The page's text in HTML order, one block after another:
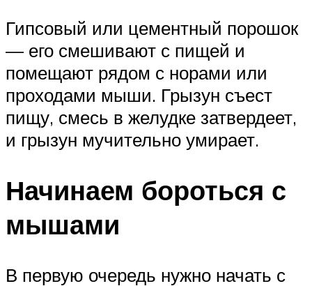
Гипсовый или цементный порошок
— его смешивают с пищей и
помещают рядом с норами или
проходами мыши. Грызун съест
пищу, смесь в желудке затвердеет,
и грызун мучительно умирает.
Начинаем бороться с
мышами
В первую очередь нужно начать с